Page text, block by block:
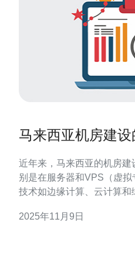
马来西亚机房建
近年来，马来西亚的机房
别是在服务器和VPS（虚
技术如边缘计算、云计算
够提供高性能和可靠性的服
2025年11月9日